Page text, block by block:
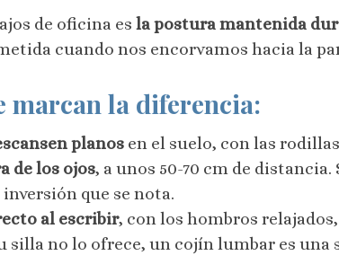
de oficina esla postura mantenida
cuando nos encorvamos hacia la
marcan la diferencia:
planosen el suelo, con las rodillas
de los ojos, a unos 50-70 cm de
que se nota.
al escribir, con los hombros
silla no lo ofrece, un cojín lumbar es